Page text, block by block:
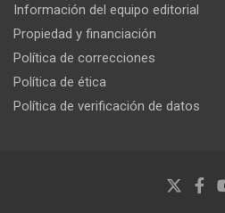
Información del equipo editorial
Propiedad y financiación
Política de correcciones
Política de ética
Política de verificación de datos